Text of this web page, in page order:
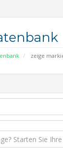
zeige